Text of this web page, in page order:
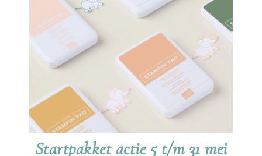
Startpakket actie 5 t/m 31 mei